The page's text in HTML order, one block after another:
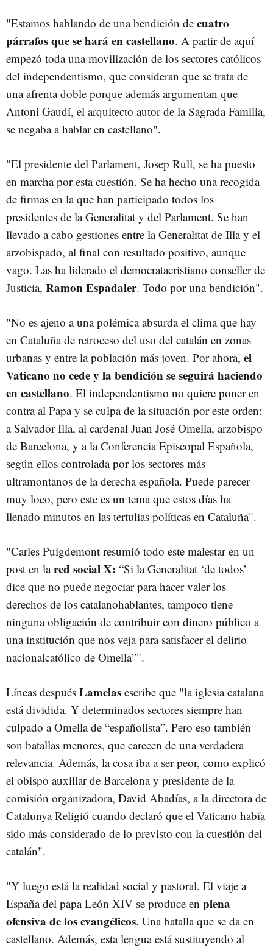
"Estamos hablando de una bendición de cuatro
párrafos que se hará en castellano. A partir de aquí
empezó toda una movilización de los sectores católicos
del independentismo, que consideran que se trata de
una afrenta doble porque además argumentan que
Antoni Gaudí, el arquitecto autor de la Sagrada Familia,
se negaba a hablar en castellano".
"El presidente del Parlament, Josep Rull, se ha puesto
en marcha por esta cuestión. Se ha hecho una recogida
de firmas en la que han participado todos los
presidentes de la Generalitat y del Parlament. Se han
llevado a cabo gestiones entre la Generalitat de Illa y el
arzobispado, al final con resultado positivo, aunque
vago. Las ha liderado el democratacristiano conseller de
Justicia, Ramon Espadaler. Todo por una bendición".
"No es ajeno a una polémica absurda el clima que hay
en Cataluña de retroceso del uso del catalán en zonas
urbanas y entre la población más joven. Por ahora, el
Vaticano no cede y la bendición se seguirá haciendo
en castellano. El independentismo no quiere poner en
contra al Papa y se culpa de la situación por este orden:
a Salvador Illa, al cardenal Juan José Omella, arzobispo
de Barcelona, y a la Conferencia Episcopal Española,
según ellos controlada por los sectores más
ultramontanos de la derecha española. Puede parecer
muy loco, pero este es un tema que estos días ha
llenado minutos en las tertulias políticas en Cataluña".
"Carles Puigdemont resumió todo este malestar en un
post en lared social X: “Si la Generalitat ‘de todos’
dice que no puede negociar para hacer valer los
derechos de los catalanohablantes, tampoco tiene
ninguna obligación de contribuir con dinero público a
una institución que nos veja para satisfacer el delirio
nacionalcatólico de Omella”".
Líneas después Lamelas escribe que "la iglesia catalana
está dividida. Y determinados sectores siempre han
culpado a Omella de “españolista”. Pero eso también
son batallas menores, que carecen de una verdadera
relevancia. Además, la cosa iba a ser peor, como explicó
el obispo auxiliar de Barcelona y presidente de la
comisión organizadora, David Abadías, a la directora de
Catalunya Religió cuando declaró que el Vaticano había
sido más considerado de lo previsto con la cuestión del
catalán".
"Y luego está la realidad social y pastoral. El viaje a
España del papa León XIV se produce en plena
ofensiva de los evangélicos. Una batalla que se da en
castellano. Además, esta lengua está sustituyendo al